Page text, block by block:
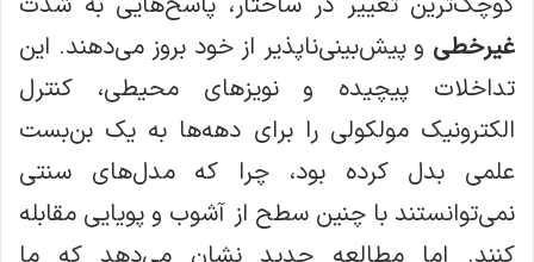
غیرخطی و پیش‌بینی‌ناپذیر از خود بروز می‌دهند. این
تداخلات پیچیده و نویزهای محیطی، کنترل
الکترونیک مولکولی را برای دهه‌ها به یک بن‌بست
علمی بدل کرده بود، چرا که مدل‌های سنتی
نمی‌توانستند با چنین سطح از آشوب و پویایی مقابله